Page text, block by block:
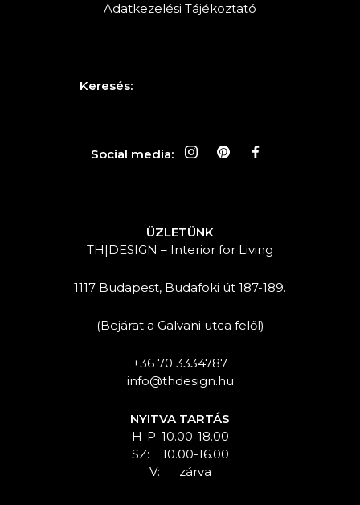
Adatkezelési Tájékoztató
Keresés:
Social media:
ÜZLETÜNK
TH|DESIGN – Interior for Living
1117 Budapest, Budafoki út 187-189.
(Bejárat a Galvani utca felől)
+36 70 3334787
info@thdesign.hu
NYITVA TARTÁS
H-P: 10.00-18.00
SZ: 10.00-16.00
V: zárva